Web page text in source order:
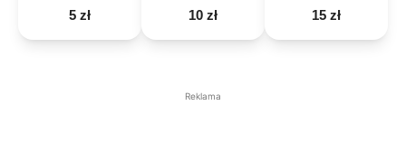
5 zł 10 zł 15 zł
Reklama